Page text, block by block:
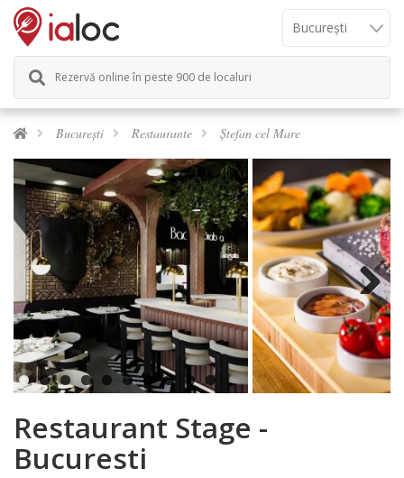
Rezervă online în peste 900 de localuri
București Restaurante Ștefan cel Mare
Previous Next
Restaurant Stage -
Bucuresti